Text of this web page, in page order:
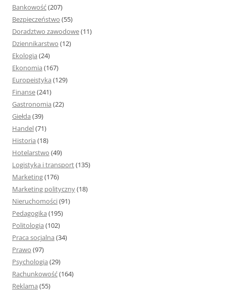
Bankowość(207)
Bezpieczeństwo (55)
Doradztwo zawodowe(11)
Dziennikarstwo (12)
Ekologia (24)
Ekonomia (167)
Europeistyka (129)
Finanse(241)
Gastronomia (22)
Giełda (39)
Handel(71)
Historia (18)
Hotelarstwo (49)
Logistyka i transport(135)
Marketing(176)
Marketing polityczny(18)
Nieruchomości(91)
Pedagogika (195)
Politologia (102)
Praca socjalna (34)
Prawo (97)
Psychologia (29)
Rachunkowość(164)
Reklama (55)